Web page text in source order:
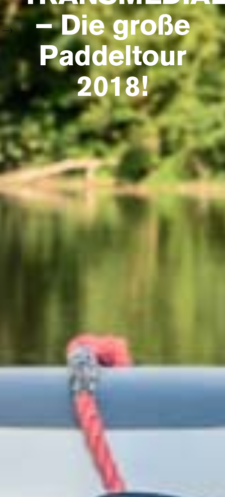
– Die große
Paddeltour
2018!